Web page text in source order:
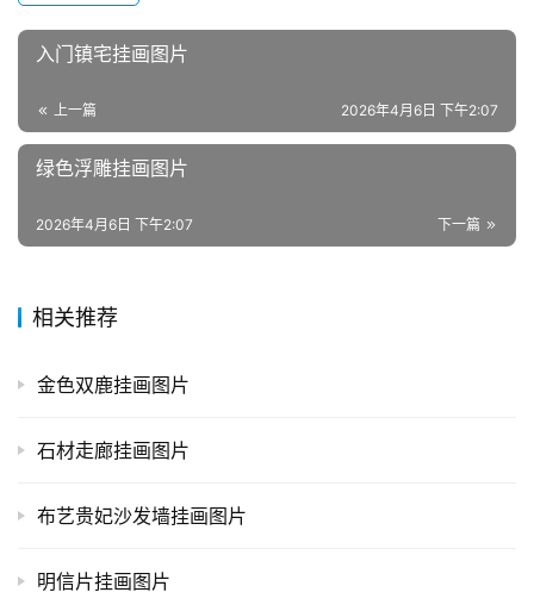
入门镇宅挂画图片
上一篇 2026年4月6日 下午2:07
绿色浮雕挂画图片
下一篇
2026年4月6日 下午2:07
相关推荐
金色双鹿挂画图片
石材走廊挂画图片
布艺贵妃沙发墙挂画图片
明信片挂画图片